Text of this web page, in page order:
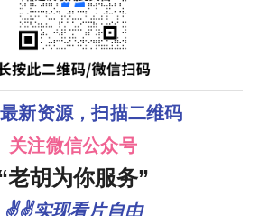
新资源，扫描二维码
关注微信公众号
老胡为你服务”
✌✌实现看片自由